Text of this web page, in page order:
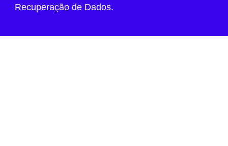
Recuperação de Dados.